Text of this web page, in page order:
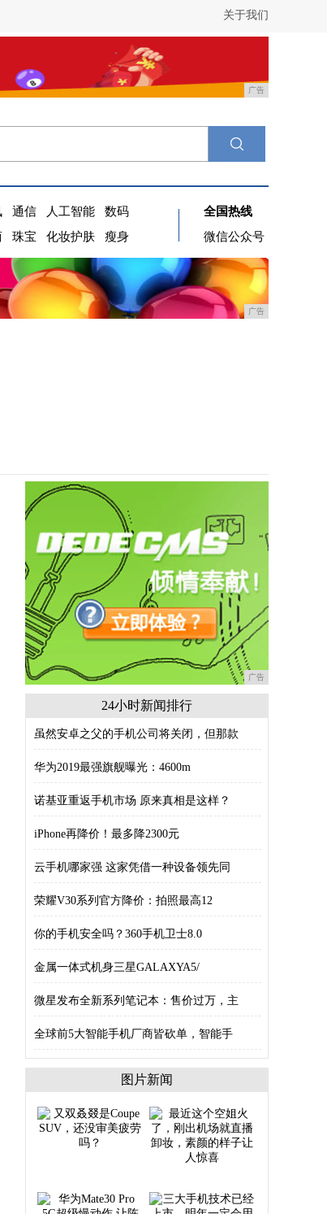
关于我们
广告
通信 人工智能
数码
珠宝 化妆护肤 瘦身
全国热线
微信公众号
广告
广告
24小时新闻排行
虽然安卓之父的手机公司将关闭，但那款
华为2019最强旗舰曝光：4600m
诺基亚重返手机市场 原来真相是这样？
iPhone再降价！最多降2300元
云手机哪家强 这家凭借一种设备领先同
荣耀V30系列官方降价：拍照最高12
你的手机安全吗？360手机卫士8.0
金属一体式机身三星GALAXYA5/
微星发布全新系列笔记本：售价过万，主
全球前5大智能手机厂商皆砍单，智能手
图片新闻